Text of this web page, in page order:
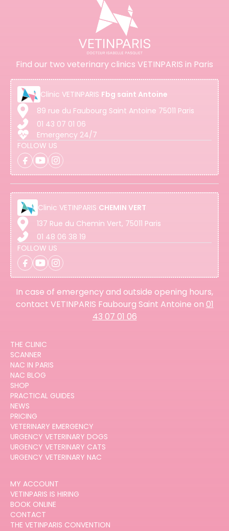
Find our two veterinary clinics VETINPARIS in Paris
Clinic VETINPARIS Fbg saint Antoine
89 rue du Faubourg Saint Antoine 75011 Paris
01 43 07 01 06
Emergency 24/7
FOLLOW US
Clinic VETINPARIS CHEMIN VERT
137 Rue du Chemin Vert, 75011 Paris
01 48 06 38 19
FOLLOW US
In case of emergency and outside opening hours,
contact VETINPARIS Faubourg Saint Antoine on 01
43 07 01 06
THE CLINIC
SCANNER
NAC IN PARIS
NAC BLOG
SHOP
PRACTICAL GUIDES
NEWS
PRICING
VETERINARY EMERGENCY
URGENCY VETERINARY DOGS
URGENCY VETERINARY CATS
URGENCY VETERINARY NAC
MY ACCOUNT
VETINPARIS IS HIRING
BOOK ONLINE
CONTACT
THE VETINPARIS CONVENTION